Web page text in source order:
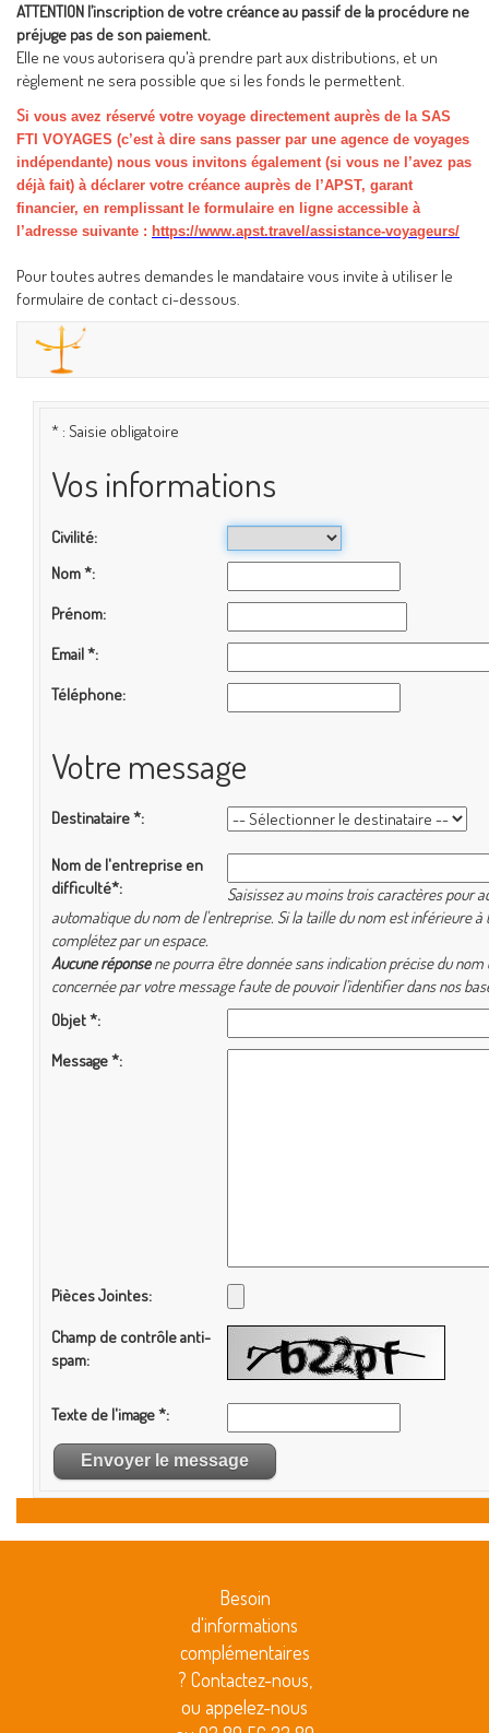
ATTENTION l’inscription de votre créance au passif de la procédure ne
préjuge pas de son paiement.
Elle ne vous autorisera qu'à prendre part aux distributions, et un
règlement ne sera possible que si les fonds le permettent.
Si vous avez réservé votre voyage directement auprès de la SAS
FTI VOYAGES (c’est à dire sans passer par une agence de voyages
indépendante) nous vous invitons également (si vous ne l’avez pas
déjà fait) à déclarer votre créance auprès de l’APST, garant
financier, en remplissant le formulaire en ligne accessible à
l’adresse suivante : https://www.apst.travel/assistance-voyageurs/
Pour toutes autres demandes le mandataire vous invite à utiliser le
formulaire de contact ci-dessous.
Besoin
d'informations
complémentaires
? Contactez-nous,
ou appelez-nous